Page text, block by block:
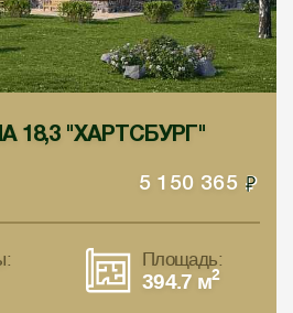
18,3 "ХАРТСБУРГ"
5 150 365
Площадь:
394.7 м2